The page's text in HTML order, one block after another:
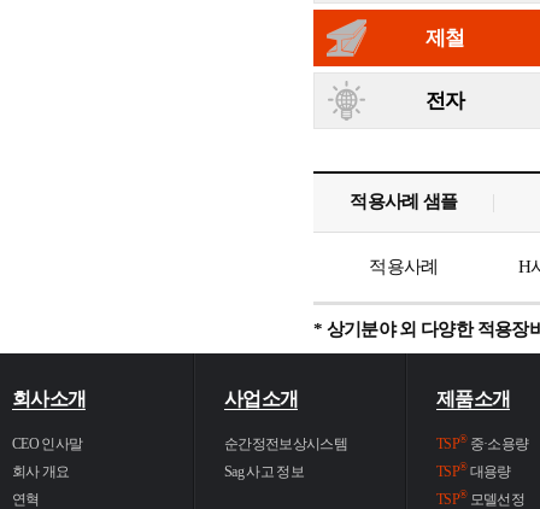
제철
전자
적용사례 샘플
적용사례 H
* 상기분야 외 다양한 적용장
회사소개
CEO 인사말
회사 개요
연혁
사업소개
순간정전보상시스템
Sag 사고 정보
제품소개
TSP®중·소용량
TSP®대용량
TSP®모델선정